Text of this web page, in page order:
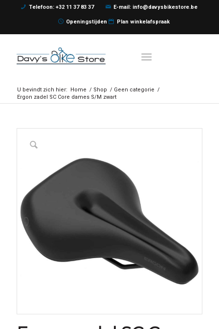
Telefoon: +32 11 37 83 37 E-mail: info@davysbikestore.be
Openingstijden Plan winkelafspraak
U bevindt zich hier: Home / Shop / Geen categorie /
Ergon zadel SC Core dames S/M zwart